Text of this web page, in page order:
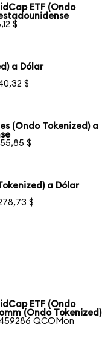
ETF (Ondo
$
a Dólar
$
(Ondo Tokenized) a
$
a Dólar
$
ETF (Ondo
(Ondo Tokenized)
QCOMon